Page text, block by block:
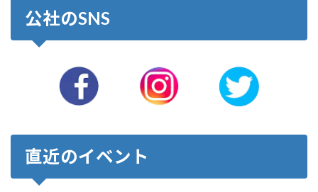
公社のSNS
直近のイベント